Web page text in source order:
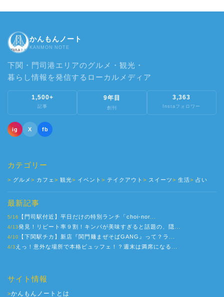
かんもんノート
KANMON NOTE
下関・門司港エリアのグルメ・観光・
暮らし情報を発信するローカルメディア
1,500+
記事
9年目
創刊
3,363
Instaフォロワー
ig X fb
カテゴリー
グルメ カフェ 観光 イベント テイクアウト スイーツ 生活 占い
最新記事
5/16 【門司駅付近】平日だけの特別ランチ「choi-nor...
4/13発見！リピート率９割！キンパが美味すぎると話題の、隠...
4/10 【下関駅チカ】新店『関門麺まぜそばGANG』って？ラ...
4/3 えっ！意外な場所で本格ビュッフェ！？週末は満席になる...
サイト情報
>かんもんノートとは